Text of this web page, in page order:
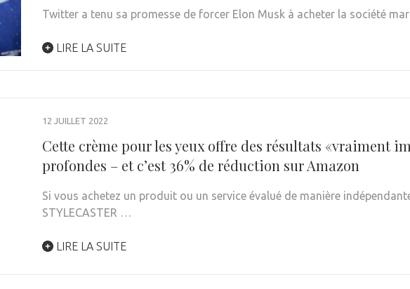
Twitter a tenu sa promesse de forcer Elon Musk à acheter la société
LIRE LA SUITE
12 JUILLET 2022
Cette crème pour les yeux offre des résultats «vraiment
profondes – et c’est 36% de réduction sur Amazon
Si vous achetez un produit ou un service évalué de manière
STYLECASTER …
LIRE LA SUITE